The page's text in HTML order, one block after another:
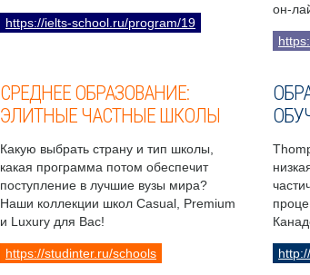
https://ielts-school.ru/program/19
он-
СРЕДНЕЕ ОБРАЗОВАНИЕ:
ЭЛИТНЫЕ ЧАСТНЫЕ ШКОЛЫ
Какую выбрать страну и тип школы,
какая программа потом обеспечит
поступление в лучшие вузы мира?
Наши коллекции школ Casual, Premium
и Luxury для Вас!
https://studinter.ru/schools